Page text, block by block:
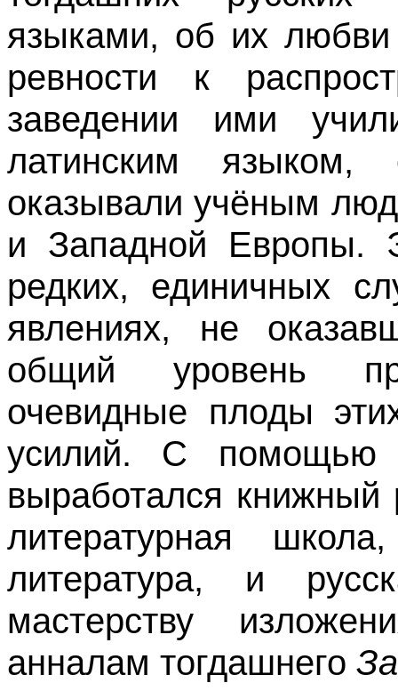
языками, об их любви
ревности к
заведении ими
латинским
оказывали учёным
и Западной Европы.
редких, единичных
явлениях, не
общий уровень
очевидные плоды
усилий. С помощью
выработался книжный
литературная
литература, и
мастерству
анналам тогдашнего